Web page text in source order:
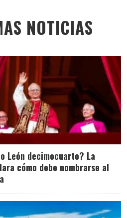
NOTICIAS
León decimocuarto? La
cómo debe nombrarse al